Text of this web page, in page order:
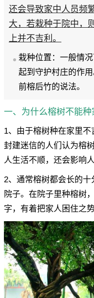
还会导致家中人员频
大，若栽种于院中，
上并不吉利。
栽种位置：一般情
起到守护村庄的作
前榕后竹的说法。
一、为什么榕树不能种
1、由于榕树种在家里
封建迷信的人们认为榕
人生活不顺，还会影响
2、通常榕树都会长的
院子。在院子里种榕树
字，有着把家人困住之